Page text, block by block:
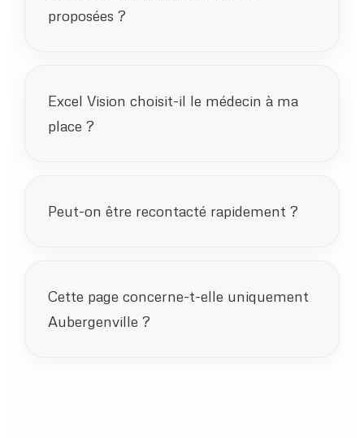
proposées ?
Excel Vision choisit-il le médecin à ma
place ?
Peut-on être recontacté rapidement ?
Cette page concerne-t-elle uniquement
Aubergenville ?